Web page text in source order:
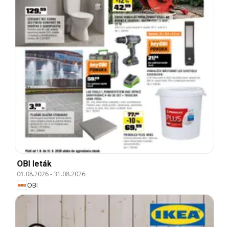
OBI leták
01.08.2026-31.08.2026
OBI